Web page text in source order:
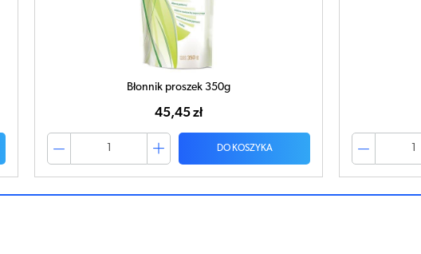
Błonnik proszek 350g
45,45 zł
DO KOSZYKA